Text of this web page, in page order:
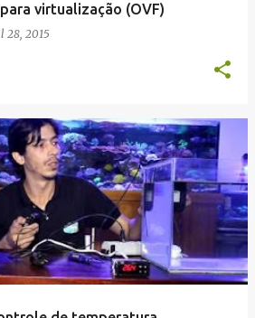
virtualização (OVF)
28, 2015